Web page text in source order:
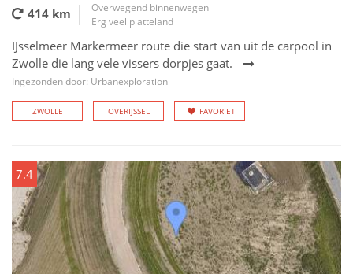
414 km
Overwegend binnenwegen
Erg veel platteland
IJsselmeer Markermeer route die start van uit de carpool in
Zwolle die lang vele vissers dorpjes gaat.
Ingezonden door: Urbanexploration
ZWOLLE OVERIJSSEL FAVORIET
7.4